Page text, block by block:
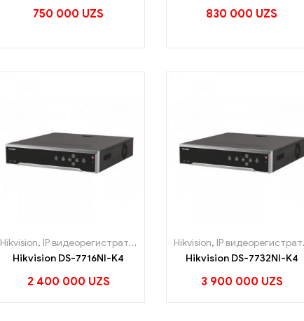
750 000 UZS 830 000 UZS
Hikvision, IP видеорегистраторы
Hikvision DS-7716NI-K4
2 400 000 UZS
Hikvision, IP видеорегистраторы
Hikvision DS-7732NI-K4
3 900 000 UZS